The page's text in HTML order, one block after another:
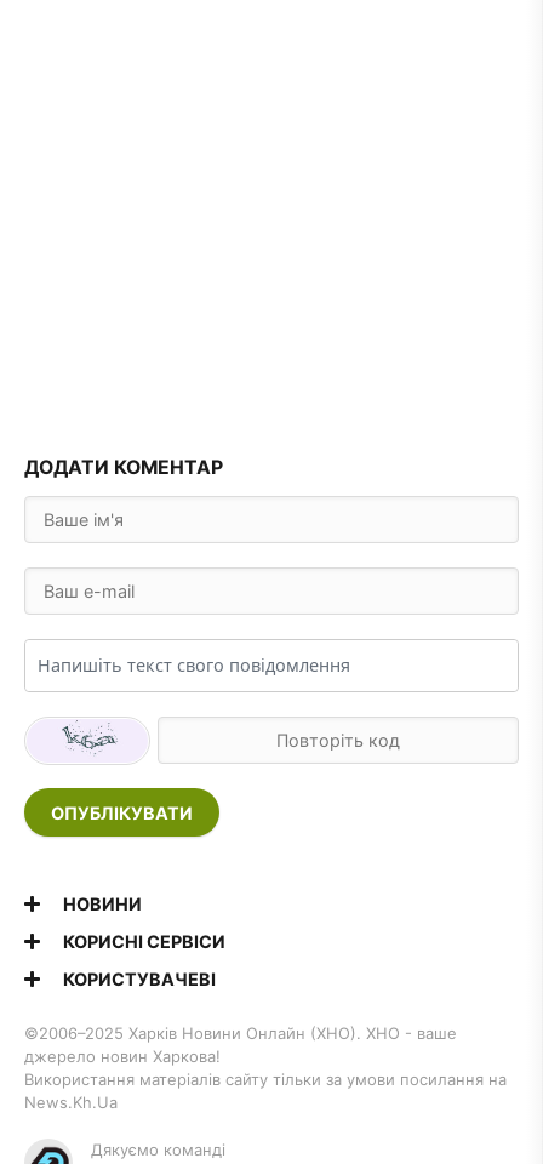
ДОДАТИ КОМЕНТАР
ОПУБЛІКУВАТИ
НОВИНИ
КОРИСНІ СЕРВІСИ
КОРИСТУВАЧЕВІ
©2006–2025 Харків Новини Онлайн (ХНО). ХНО - ваше
джерело новин Харкова!
Використання матеріалів сайту тільки за умови посилання на
News.Kh.Ua
Дякуємо команді